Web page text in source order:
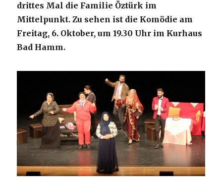
drittes Mal die Familie Öztürk im
Mittelpunkt. Zu sehen ist die Komödie am
Freitag, 6. Oktober, um 19.30 Uhr im Kurhaus
Bad Hamm.